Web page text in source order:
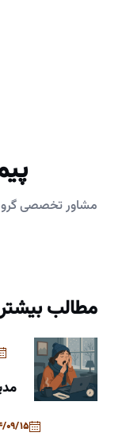
مشاور تخصصی
مطالب بیشتر
09/15